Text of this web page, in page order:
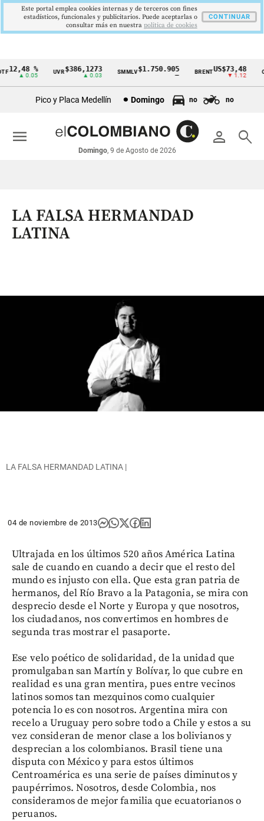
Cintillo
económicos
Colombia
12,48 %
▲ 0.05
UVR$386,1273
▲ 0.03
SMMLV$1.750.905 BRENTUS$73,48
▼ 1.12
Pico y Placa Medellín Domingo no no
person search
Domingo, 9 de Agosto de 2026
menu
LA FALSA HERMANDAD
LATINA
LA FALSA HERMANDAD LATINA |
04 de noviembre de 2013
Ultrajada en los últimos 520 años América Latina
sale de cuando en cuando a decir que el resto del
mundo es injusto con ella. Que esta gran patria de
hermanos, del Río Bravo a la Patagonia, se mira con
desprecio desde el Norte y Europa y que nosotros,
los ciudadanos, nos convertimos en hombres de
segunda tras mostrar el pasaporte.
Ese velo poético de solidaridad, de la unidad que
promulgaban san Martín y Bolívar, lo que cubre en
realidad es una gran mentira, pues entre vecinos
latinos somos tan mezquinos como cualquier
potencia lo es con nosotros. Argentina mira con
recelo a Uruguay pero sobre todo a Chile y estos a su
vez consideran de menor clase a los bolivianos y
desprecian a los colombianos. Brasil tiene una
disputa con México y para estos últimos
Centroamérica es una serie de países diminutos y
paupérrimos. Nosotros, desde Colombia, nos
consideramos de mejor familia que ecuatorianos o
peruanos.
Este portal emplea cookies internas y de terceros con fines
estadísticos, funcionales y publicitarios. Puede aceptarlas o
consultar más en nuestra politica de cookies
CONTINUAR